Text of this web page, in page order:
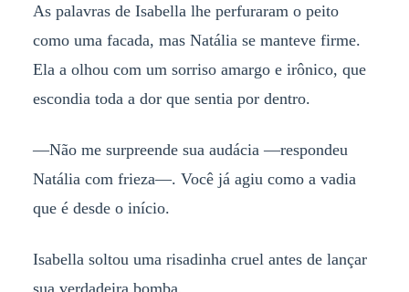
As palavras de Isabella lhe perfuraram o peito
como uma facada, mas Natália se manteve firme.
Ela a olhou com um sorriso amargo e irônico, que
escondia toda a dor que sentia por dentro.
—Não me surpreende sua audácia —respondeu
Natália com frieza—. Você já agiu como a vadia
que é desde o início.
Isabella soltou uma risadinha cruel antes de lançar
sua verdadeira bomba.